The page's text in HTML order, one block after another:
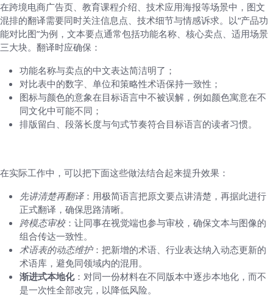
在跨境电商广告页、教育课程介绍、技术应用海报等场景中，图文
混排的翻译需要同时关注信息点、技术细节与情感诉求。以“产品功
能对比图”为例，文本要点通常包括功能名称、核心卖点、适用场景
三大块。翻译时应确保：
功能名称与卖点的中文表达简洁明了；
对比表中的数字、单位和策略性术语保持一致性；
图标与颜色的意象在目标语言中不被误解，例如颜色寓意在不
同文化中可能不同；
排版留白、段落长度与句式节奏符合目标语言的读者习惯。
在实际工作中，可以把下面这些做法结合起来提升效果：
先讲清楚再翻译：用极简语言把原文要点讲清楚，再据此进行
正式翻译，确保思路清晰。
跨模态审校：让同事在视觉端也参与审校，确保文本与图像的
组合传达一致性。
术语表的动态维护：把新增的术语、行业表达纳入动态更新的
术语库，避免同领域内的混用。
渐进式本地化：对同一份材料在不同版本中逐步本地化，而不
是一次性全部改完，以降低风险。